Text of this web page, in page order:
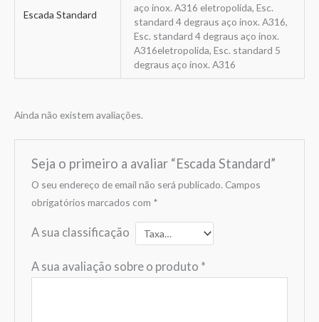
Escada Standard
aço inox. A316 eletropolida, Esc.
standard 4 degraus aço inox. A316,
Esc. standard 4 degraus aço inox.
A316eletropolida, Esc. standard 5
degraus aço inox. A316
Ainda não existem avaliações.
Seja o primeiro a avaliar “Escada Standard”
O seu endereço de email não será publicado. Campos
obrigatórios marcados com *
A sua classificação
A sua avaliação sobre o produto *